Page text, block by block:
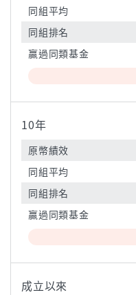
同組平均
同組排名
贏過同類基金
10年
原幣績效
同組平均
同組排名
贏過同類基金
成立以來